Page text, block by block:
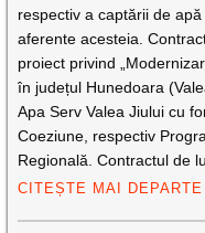
respectiv a captării de
aferente acesteia.
proiect privind
în județul Hunedoara
Apa Serv Valea Jiului cu
Coeziune, respectiv
Regională. Contractul de
CITEȘTE MAI DEPARTE